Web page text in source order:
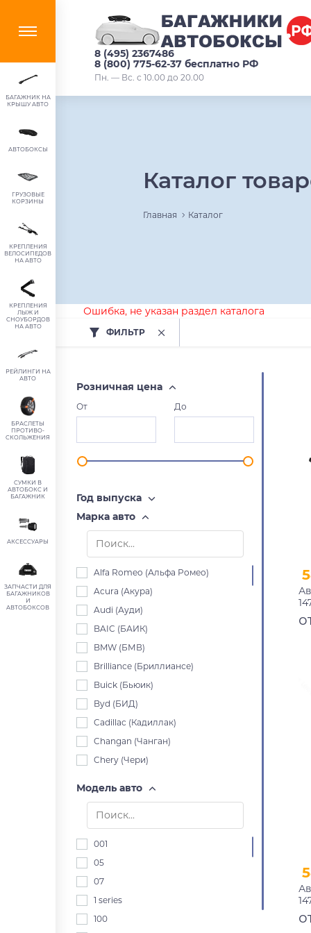
8 (495) 2367486
8 (800) 775-62-37 бесплатно РФ
Пн. — Вс. с 10.00 до 20.00
БАГАЖНИК НА
КРЫШУ АВТО
АВТОБОКСЫ
ГРУЗОВЫЕ
КОРЗИНЫ
КРЕПЛЕНИЯ
ВЕЛОСИПЕДОВ
НА АВТО
КРЕПЛЕНИЯ
ЛЫЖ И
СНОУБОРДОВ
НА АВТО
РЕЙЛИНГИ НА
АВТО
БРАСЛЕТЫ
ПРОТИВО-
СКОЛЬЖЕНИЯ
СУМКИ В
АВТОБОКС И
БАГАЖНИК
АКСЕССУАРЫ
ЗАПЧАСТИ ДЛЯ
БАГАЖНИКОВ
И
АВТОБОКСОВ
Каталог
Главная Каталог
Ошибка, не указан раздел каталога
ФИЛЬТР
Розничная цена
От До
Год выпуска
Марка авто
Alfa Romeo (Альфа Ромео)
Acura (Акура)
Audi (Ауди)
BAIC (БАИК)
BMW (БМВ)
Brilliance (Бриллиансе)
Buick (Бьюик)
Byd (БИД)
Cadillac (Кадиллак)
Changan (Чанган)
Chery (Чери)
Citroen (Ситроен)
Модель авто
001
05
07
1 series
100